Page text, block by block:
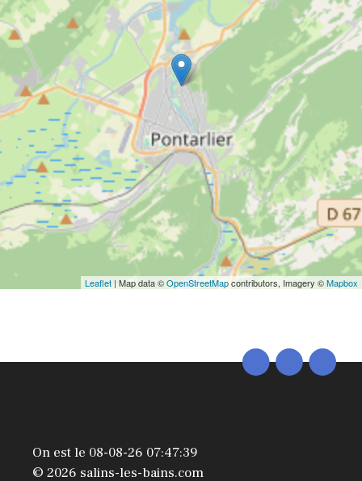
Leaflet | Map data ©OpenStreetMapcontributors, Imagery ©Mapbox
On est le 08-08-26 07:47:39
© 2026 salins-les-bains.com